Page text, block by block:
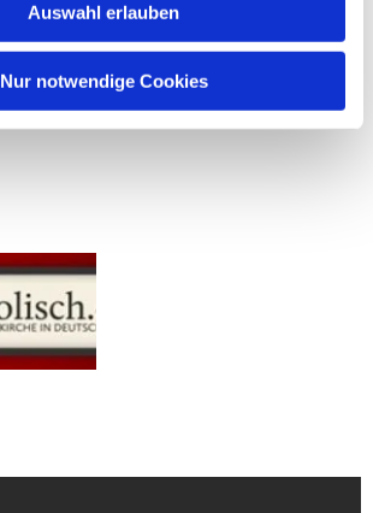
Auswahl erlauben
Nur notwendige Cookies